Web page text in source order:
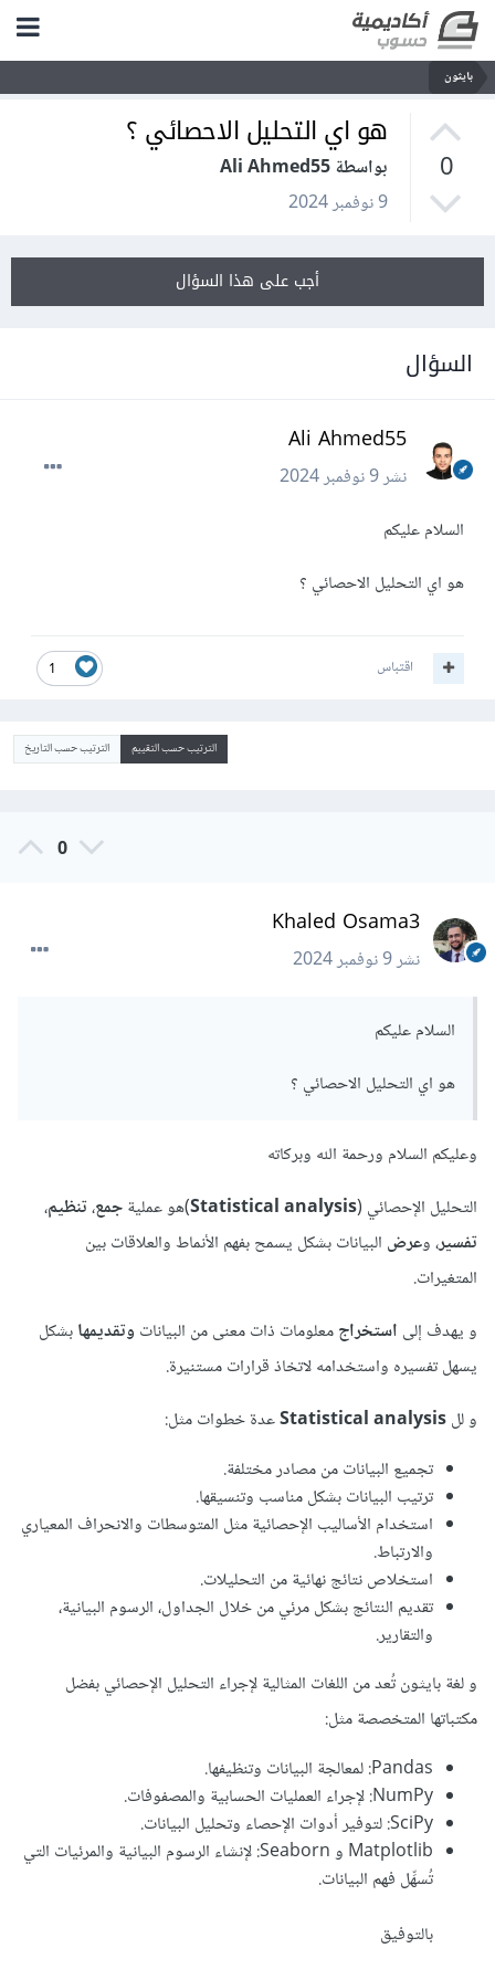
بايثون
0
هو اي التحليل الاحصائي ؟
بواسطة Ali Ahmed55
9 نوفمبر 2024
أجب على هذا السؤال
السؤال
Ali Ahmed55
نشر9 نوفمبر 2024
السلام عليكم
هو اي التحليل الاحصائي ؟
1 اقتباس
الترتيب حسب التقييم الترتيب حسب التاريخ
0
Khaled Osama3
نشر9 نوفمبر 2024
السلام عليكم
هو اي التحليل الاحصائي ؟
وعليكم السلام ورحمة الله وبركاته
التحليل الإحصائي ( Statistical analysis)هو عمليةجمع،تنظيم،
تفسير، وعرض البيانات بشكل يسمح بفهم الأنماط والعلاقات بين
المتغيرات.
و يهدف إلى استخراجمعلومات ذات معنى من البيانات وتقديمهابشكل
يسهل تفسيره واستخدامه لاتخاذ قرارات مستنيرة.
و للStatistical analysisعدة خطوات مثل:
تجميع البيانات من مصادر مختلفة.
ترتيب البيانات بشكل مناسب وتنسيقها.
استخدام الأساليب الإحصائية مثل المتوسطات والانحراف المعياري
والارتباط.
استخلاص نتائج نهائية من التحليلات.
تقديم النتائج بشكل مرئي من خلال الجداول، الرسوم البيانية،
والتقارير.
و لغة بايثون تُعد من اللغات المثالية لإجراء التحليل الإحصائي بفضل
مكتباتها المتخصصة مثل:
Pandas: لمعالجة البيانات وتنظيفها.
NumPy: لإجراء العمليات الحسابية والمصفوفات.
SciPy: لتوفير أدوات الإحصاء وتحليل البيانات.
Matplotlib و Seaborn: لإنشاء الرسوم البيانية والمرئيات التي
تُسهِّل فهم البيانات.
بالتوفيق